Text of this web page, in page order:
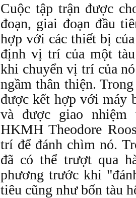
Cuộc tập trận được
đoạn, giai đoạn đầu
hợp với các thiết bị
định vị trí của một
khi chuyển vị trí của
ngầm thân thiện.
được kết hợp với máy
và được giao
HKMH Theodore
trí để đánh chìm nó.
đã có thể trượt qua
phương trước khi
tiêu cũng như bốn tàu